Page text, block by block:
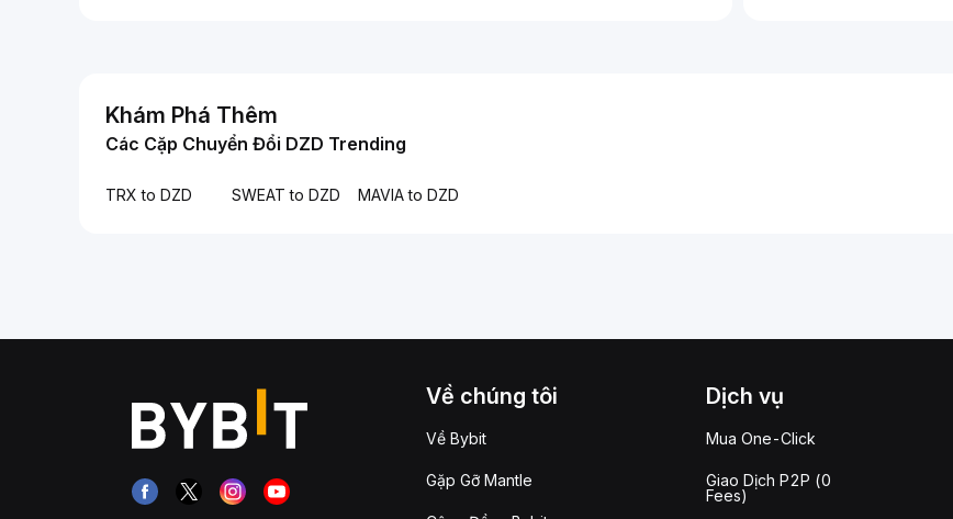
Khám Phá Thêm
Các Cặp Chuyển Đổi DZD Trending
TRX to DZD SWEAT to DZD MAVIA to DZD
Về chúng tôi
Về Bybit
Gặp Gỡ Mantle
Dịch vụ
Mua One-Click
Giao Dịch P2P (0
Fees)